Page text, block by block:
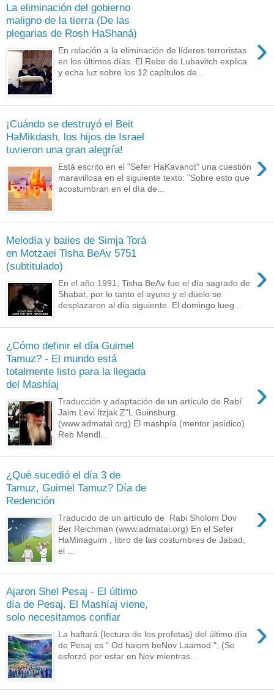
La eliminación del gobierno
maligno de la tierra (De las
plegarias de Rosh HaShaná)
›
En relación a la eliminación de líderes terroristas
en los últimos días. El Rebe de Lubavitch explica
y echa luz sobre los 12 capítulos de...
¡Cuándo se destruyó el Beit
HaMikdash, los hijos de Israel
tuvieron una gran alegría!
›
Está escrito en el "Sefer HaKavanot" una cuestión
maravillosa en el siguiente texto: "Sobre esto que
acostumbran en el día de...
Melodía y bailes de Simja Torá
en Motzaei Tisha BeAv 5751
(subtitulado)
›
En el año 1991, Tisha BeAv fue el día sagrado de
Shabat, por lo tanto el ayuno y el duelo se
desplazaron al día siguiente. El domingo lueg...
¿Cómo definir el día Guimel
Tamuz? - El mundo está
totalmente listo para la llegada
del Mashíaj
›
Traducción y adaptación de un artículo de Rabí
Jaim Levi Itzjak Z"L Guinsburg.
(www.admatai.org) El mashpía (mentor jasídico)
Reb Mendl...
¿Qué sucedió el día 3 de
Tamuz, Guimel Tamuz? Día de
Redención
›
Traducido de un artículo de Rabi Sholom Dov
Ber Reichman (www.admatai.org) En el Sefer
HaMinaguim , libro de las costumbres de Jabad,
el ...
Ajaron Shel Pesaj - El último
día de Pesaj. El Mashíaj viene,
solo necesitamos confiar
›
La haftará (lectura de los profetas) del último día
de Pesaj es " Od haiom beNov Laamod ", (Se
esforzó por estar en Nov mientras...